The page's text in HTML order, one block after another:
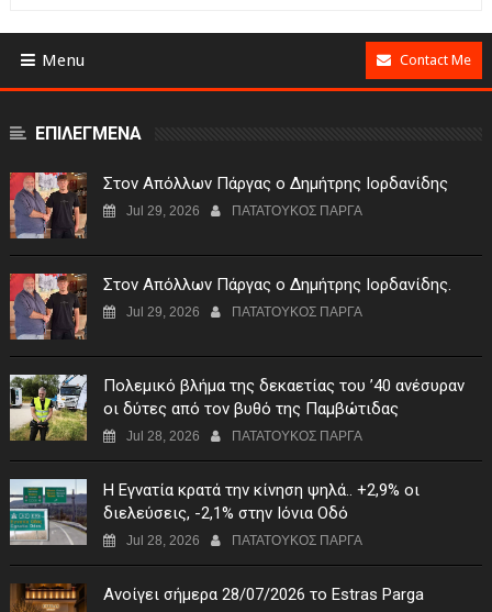
Menu Contact Me
ΕΠΙΛΕΓΜΕΝΑ
Στον Απόλλων Πάργας ο Δημήτρης Ιορδανίδης
Jul 29, 2026 ΠΑΤΑΤΟΥΚΟΣ ΠΑΡΓΑ
Στον Απόλλων Πάργας ο Δημήτρης Ιορδανίδης.
Jul 29, 2026 ΠΑΤΑΤΟΥΚΟΣ ΠΑΡΓΑ
Πολεμικό βλήμα της δεκαετίας του ’40 ανέσυραν
οι δύτες από τον βυθό της Παμβώτιδας
Jul 28, 2026 ΠΑΤΑΤΟΥΚΟΣ ΠΑΡΓΑ
Η Εγνατία κρατά την κίνηση ψηλά.. +2,9% οι
διελεύσεις, -2,1% στην Ιόνια Οδό
Jul 28, 2026 ΠΑΤΑΤΟΥΚΟΣ ΠΑΡΓΑ
Ανοίγει σήμερα 28/07/2026 το Estras Parga